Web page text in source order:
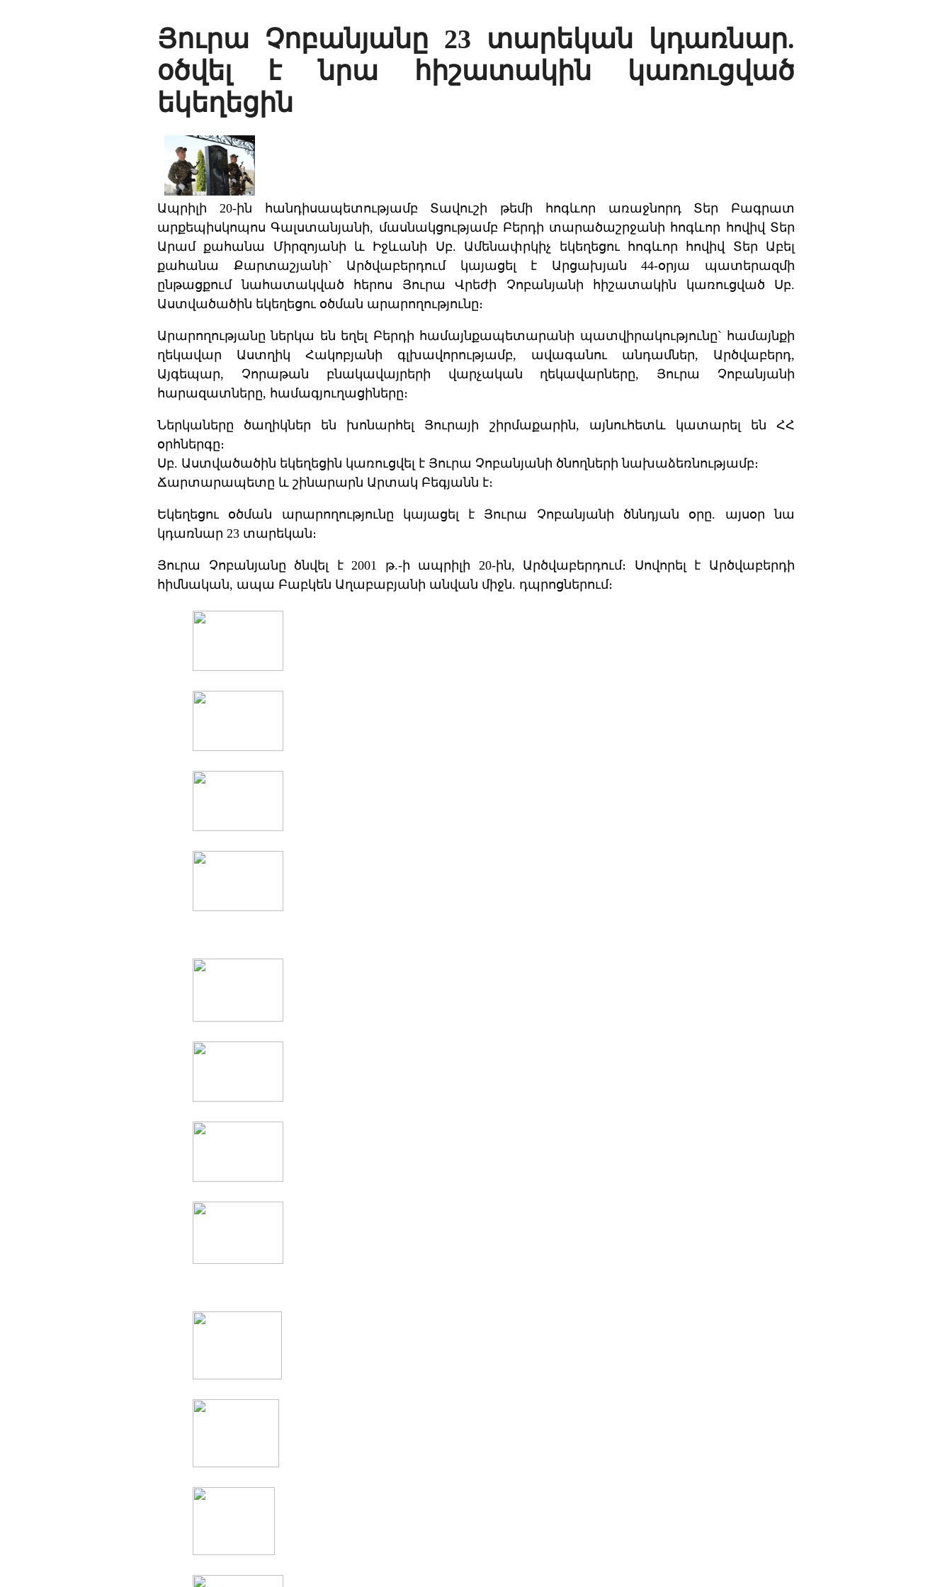
Յուրա Չոբանյանը 23 տարեկան կդառնար.
օծվել է նրա հիշատակին կառուցված
եկեղեցին
Ապրիլի 20-ին հանդիսապետությամբ Տավուշի թեմի հոգևոր առաջնորդ Տեր Բագրատ
արքեպիսկոպոս Գալստանյանի, մասնակցությամբ Բերդի տարածաշրջանի հոգևոր հովիվ Տեր
Արամ քահանա Միրզոյանի և Իջևանի Սբ. Ամենափրկիչ եկեղեցու հոգևոր հովիվ Տեր Աբել
քահանա Քարտաշյանի` Արծվաբերդում կայացել է Արցախյան 44-օրյա պատերազմի
ընթացքում նահատակված հերոս Յուրա Վրեժի Չոբանյանի հիշատակին կառուցված Սբ.
Աստվածածին եկեղեցու օծման արարողությունը։
Արարողությանը ներկա են եղել Բերդի համայնքապետարանի պատվիրակությունը` համայնքի
ղեկավար Աստղիկ Հակոբյանի գլխավորությամբ, ավագանու անդամներ, Արծվաբերդ,
Այգեպար, Չորաթան բնակավայրերի վարչական ղեկավարները, Յուրա Չոբանյանի
հարազատները, համագյուղացիները։
Ներկաները ծաղիկներ են խոնարհել Յուրայի շիրմաքարին, այնուհետև կատարել են ՀՀ
օրհներգը։
Սբ. Աստվածածին եկեղեցին կառուցվել է Յուրա Չոբանյանի ծնողների նախաձեռնությամբ։
Ճարտարապետը և շինարարն Արտակ Բեգյանն է։
Եկեղեցու օծման արարողությունը կայացել է Յուրա Չոբանյանի ծննդյան օրը. այսօր նա
կդառնար 23 տարեկան։
Յուրա Չոբանյանը ծնվել է 2001 թ.-ի ապրիլի 20-ին, Արծվաբերդում։ Սովորել է Արծվաբերդի
հիմնական, ապա Բաբկեն Աղաբաբյանի անվան միջն. դպրոցներում։